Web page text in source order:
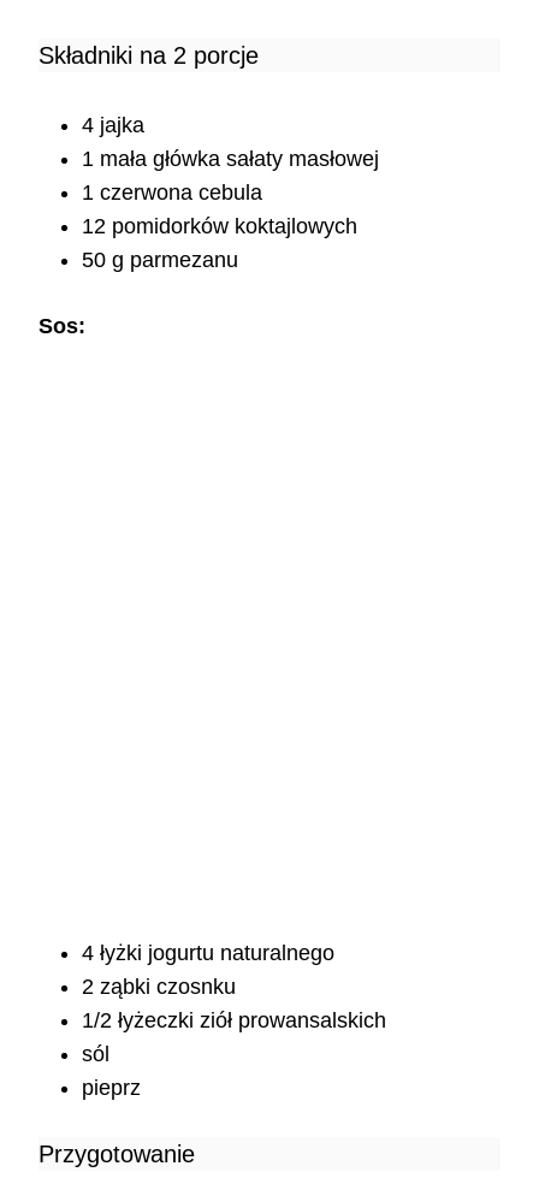
Składniki na 2 porcje
4 jajka
1 mała główka sałaty masłowej
1 czerwona cebula
12 pomidorków koktajlowych
50 g parmezanu
Sos:
4 łyżki jogurtu naturalnego
2 ząbki czosnku
1/2 łyżeczki ziół prowansalskich
sól
pieprz
Przygotowanie